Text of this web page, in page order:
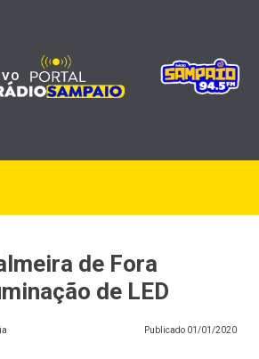
de Fora
de LED
Publicado 01/01/2020